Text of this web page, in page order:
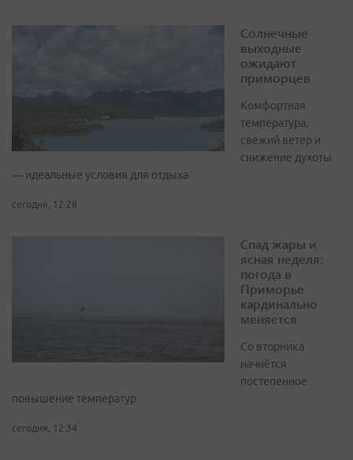
Солнечные
выходные
ожидают
приморцев
Комфортная
температура,
свежий ветер и
снижение духоты
— идеальные условия для отдыха
сегодня, 12:28
Спад жары и
ясная неделя:
погода в
Приморье
кардинально
меняется
Со вторника
начнётся
постепенное
повышение температур
сегодня, 12:34